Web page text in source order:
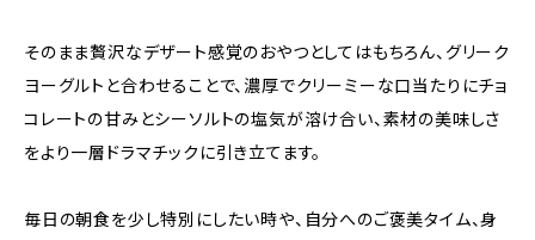
そのまま贅沢なデザート感覚のおやつとしてはもちろん、グリーク
ヨーグルトと合わせることで、濃厚でクリーミーな口当たりにチョ
コレートの甘みとシーソルトの塩気が溶け合い、素材の美味しさ
をより一層ドラマチックに引き立てます。
毎日の朝食を少し特別にしたい時や、自分へのご褒美タイム、身